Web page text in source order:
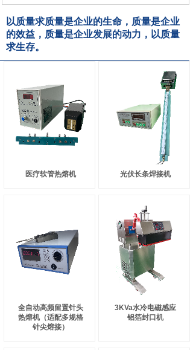
以质量求质量是企业的生命，质量是企业
的效益，质量是企业发展的动力，以质量
求生存。
医疗软管热熔机 光伏长条焊接机
全自动高频留置针头
热熔机（适配多规格
针尖熔接）
3KVa水冷电磁感应
铝箔封口机